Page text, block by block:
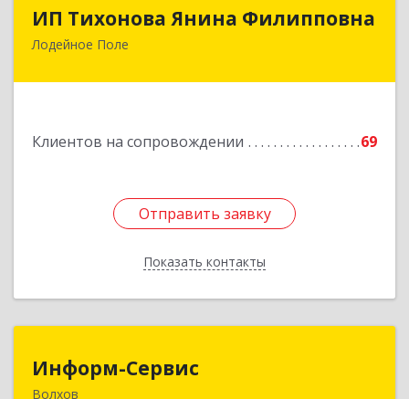
ИП Тихонова Янина Филипповна
Лодейное Поле
Клиентов на сопровождении 69
Отправить заявку
Показать контакты
187700, Ленинградская обл, Лодейнопольский
Подробнее
Отправить заявку
Назад
Информ-Сервис
Волхов